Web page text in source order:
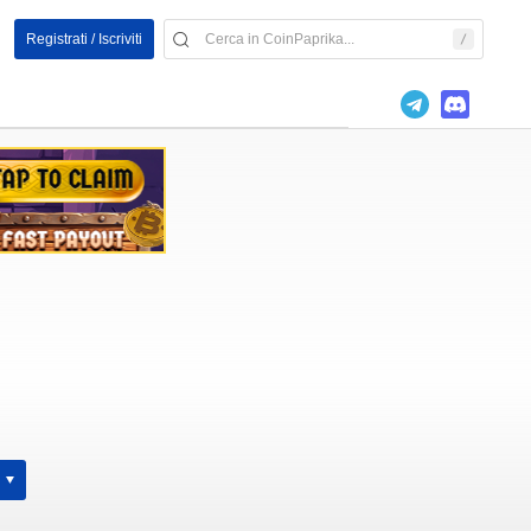
Registrati / Iscriviti